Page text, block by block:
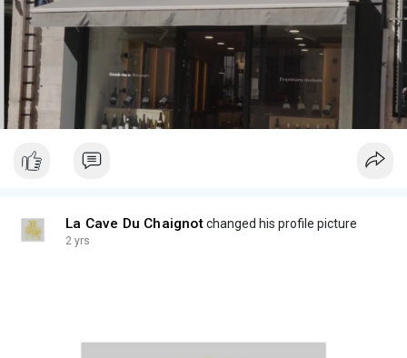
La Cave Du Chaignotchanged his profile picture
2 yrs